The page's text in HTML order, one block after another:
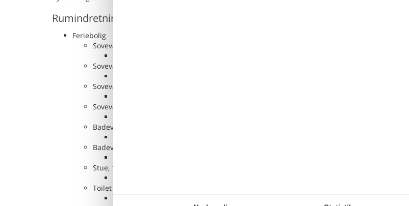
Rumindretning
Feriebolig
Soveværelse, 2 personer
Soveværelse, 2 personer
Soveværelse, 2 personer
Soveværelse, 2 personer
Badeværelse
Badeværelse
Stue, 1 person
Toilet